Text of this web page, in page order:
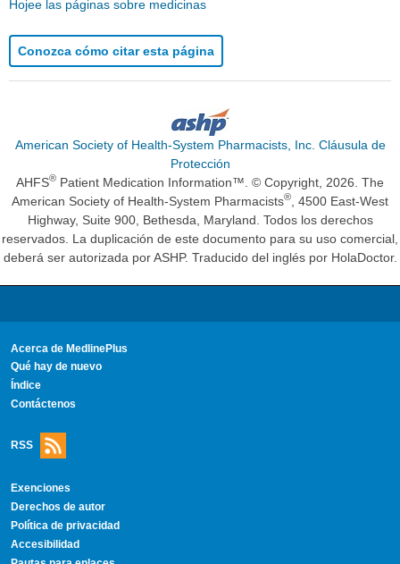
Hojee las páginas sobre medicinas
Conozca cómo citar esta página
American Society of Health-System Pharmacists, Inc. Cláusula de
Protección
AHFS® Patient Medication Information™. © Copyright, 2026. The
American Society of Health-System Pharmacists®
, 4500 East-West
Highway, Suite 900, Bethesda, Maryland. Todos los derechos
reservados. La duplicación de este documento para su uso comercial,
deberá ser autorizada por ASHP. Traducido del inglés por HolaDoctor.
Acerca de MedlinePlus
Qué hay de nuevo
Índice
Contáctenos
RSS
Exenciones
Derechos de autor
Política de privacidad
Accesibilidad